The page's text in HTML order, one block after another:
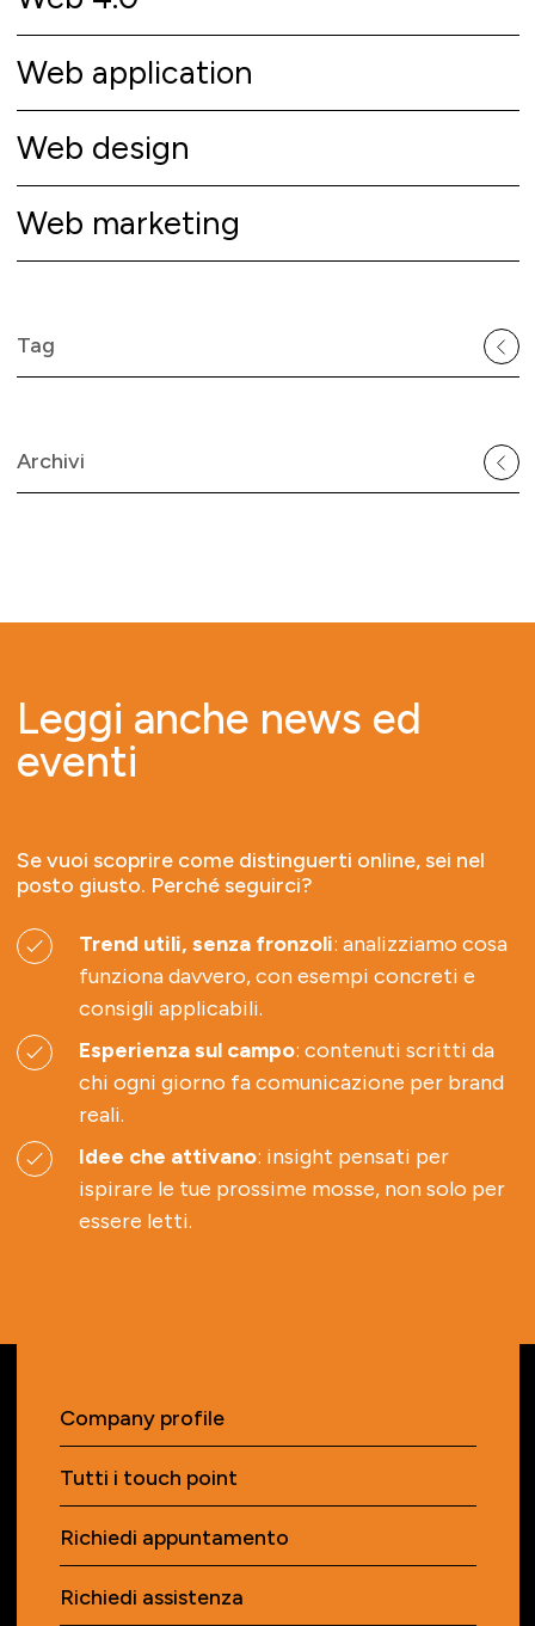
Web application
Web design
Web marketing
Tag
Archivi
Leggi anche news ed
eventi
Se vuoi scoprire come distinguerti online, sei nel
posto giusto. Perché seguirci?
Trend utili, senza fronzoli: analizziamo cosa
funziona davvero, con esempi concreti e
consigli applicabili.
Esperienza sul campo: contenuti scritti da
chi ogni giorno fa comunicazione per brand
reali.
Idee che attivano: insight pensati per
ispirare le tue prossime mosse, non solo per
essere letti.
Company profile
Tutti i touch point
Richiedi appuntamento
Richiedi assistenza